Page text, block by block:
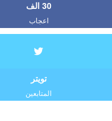
30 الف
اعجاب
تويتر
المتابعين